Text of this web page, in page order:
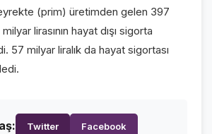
(prim) üretimden gelen 397
lirasının hayat dışı sigorta
57 milyar liralık da hayat sigortası
Twitter Facebook